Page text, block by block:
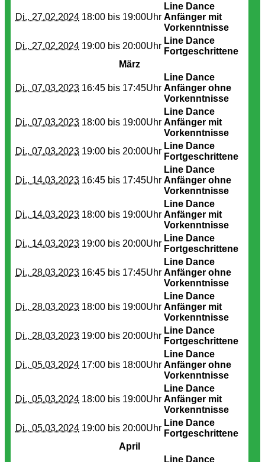
Di.. 27.02.2024 18:00 bis 19:00Uhr
Line Dance
Anfänger mit
Vorkenntnisse
Di.. 27.02.2024 19:00 bis 20:00Uhr
Line Dance
Fortgeschrittene
März
Di.. 07.03.2023 16:45 bis 17:45Uhr
Line Dance
Anfänger ohne
Vorkenntnisse
Di.. 07.03.2023 18:00 bis 19:00Uhr
Line Dance
Anfänger mit
Vorkenntnisse
Di.. 07.03.2023 19:00 bis 20:00Uhr
Line Dance
Fortgeschrittene
Di.. 14.03.2023 16:45 bis 17:45Uhr
Line Dance
Anfänger ohne
Vorkenntnisse
Di.. 14.03.2023 18:00 bis 19:00Uhr
Line Dance
Anfänger mit
Vorkenntnisse
Di.. 14.03.2023 19:00 bis 20:00Uhr
Line Dance
Fortgeschrittene
Di.. 28.03.2023 16:45 bis 17:45Uhr
Line Dance
Anfänger ohne
Vorkenntnisse
Di.. 28.03.2023 18:00 bis 19:00Uhr
Line Dance
Anfänger mit
Vorkenntnisse
Di.. 28.03.2023 19:00 bis 20:00Uhr
Line Dance
Fortgeschrittene
Di.. 05.03.2024 17:00 bis 18:00Uhr
Line Dance
Anfänger ohne
Vorkenntnisse
Di.. 05.03.2024 18:00 bis 19:00Uhr
Line Dance
Anfänger mit
Vorkenntnisse
Di.. 05.03.2024 19:00 bis 20:00Uhr
Line Dance
Fortgeschrittene
April
Line Dance